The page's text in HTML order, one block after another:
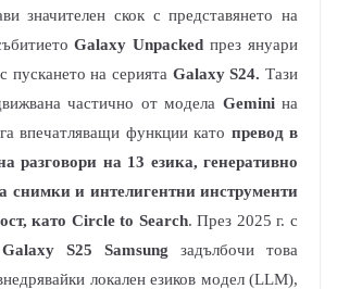
значителен скок с представянето на
Galaxy Unpacked през януари
пускането на серията Galaxy S24. Тази
частично от модела Gemini на
впечатляващи функции като превод в
разговори на 13 езика, генеративно
снимки и интелигентни инструменти
като Circle to Search. През 2025 г. с
Galaxy S25 Samsung задълбочи това
локален езиков модел (LLM),